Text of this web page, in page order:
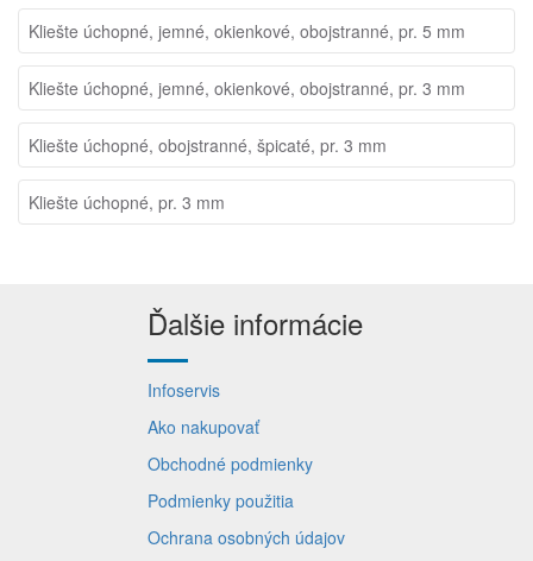
Kliešte úchopné, jemné, okienkové, obojstranné, pr. 5 mm
Kliešte úchopné, jemné, okienkové, obojstranné, pr. 3 mm
Kliešte úchopné, obojstranné, špicaté, pr. 3 mm
Kliešte úchopné, pr. 3 mm
Ďalšie informácie
Infoservis
Ako nakupovať
Obchodné podmienky
Podmienky použitia
Ochrana osobných údajov